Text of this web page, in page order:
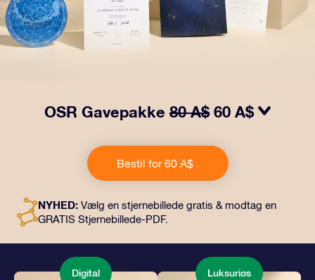
OSR Gavepakke 80 A$ 60 A$
Denne gave inkluderer en smuk kuvert og personlige
dokumenter, der sendes til en adresse efter dit eget
valg, samt digitale dokumenter og gratis brug af vores
venner og familie.
Bestil for 60 A$ .
NYHED: Vælg en stjernebillede gratis & modtag en
GRATIS Stjernebillede-PDF.
Digital Luksuriøs